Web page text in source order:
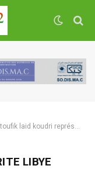
représentant algerie"
LIBYE